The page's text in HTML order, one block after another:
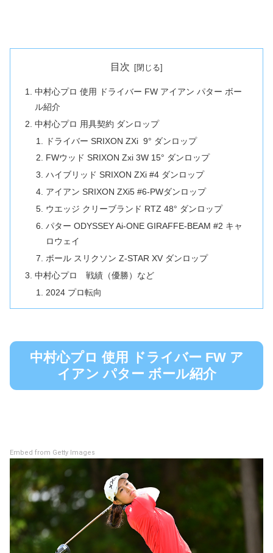
目次
中村心プロ 使用 ドライバー FW アイアン パター ボー
ル紹介
中村心プロ 用具契約 ダンロップ
ドライバー SRIXON ZXi 9° ダンロップ
FWウッド SRIXON Zxi 3W 15° ダンロップ
ハイブリッド SRIXON ZXi #4 ダンロップ
アイアン SRIXON ZXi5 #6-PWダンロップ
ウエッジ クリーブランド RTZ 48° ダンロップ
パター ODYSSEY Ai-ONE GIRAFFE-BEAM #2 キャ
ロウェイ
ボール スリクソン Z-STAR XV ダンロップ
中村心プロ 戦績（優勝）など
2024 プロ転向
中村心プロ 使用 ドライバー FW ア
イアン パター ボール紹介
Embed from Getty Images